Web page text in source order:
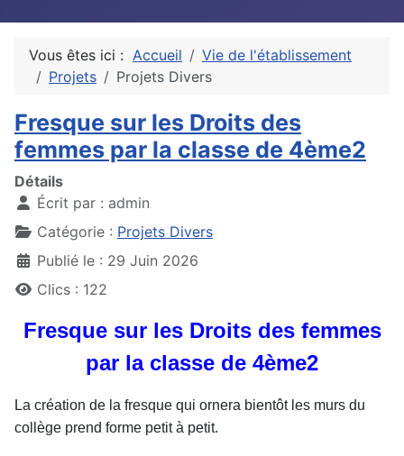
Vous êtes ici : Accueil
Vie de l'établissement
Projets
Projets Divers
Fresque sur les Droits des
femmes par la classe de 4ème2
Détails
Écrit par : admin
Catégorie : Projets Divers
Publié le : 29 Juin 2026
Clics : 122
Fresque sur les Droits des femmes
par la classe de 4ème2
La création de la fresque qui ornera bientôt les murs du
collège prend forme petit à petit.